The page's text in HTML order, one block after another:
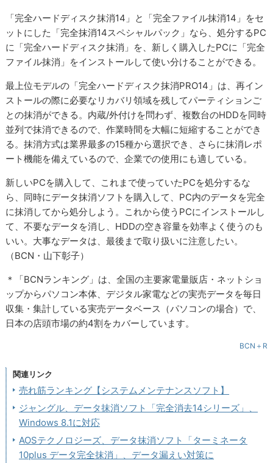
「完全ハードディスク抹消14」と「完全ファイル抹消14」をセ
ットにした「完全抹消14スペシャルパック」なら、処分するPC
に「完全ハードディスク抹消」を、新しく購入したPCに「完全
ファイル抹消」をインストールして使い分けることができる。
最上位モデルの「完全ハードディスク抹消PRO14」は、再イン
ストールの際に必要なリカバリ領域を残してパーティションご
との抹消ができる。内蔵/外付けを問わず、複数台のHDDを同時
並列で抹消できるので、作業時間を大幅に短縮することができ
る。抹消方式は業界最多の15種から選択でき、さらに抹消レポ
ート機能を備えているので、企業での使用にも適している。
新しいPCを購入して、これまで使っていたPCを処分するな
ら、同時にデータ抹消ソフトを購入して、PC内のデータを完全
に抹消してから処分しよう。これから使うPCにインストールし
て、不要なデータを消し、HDDの空き容量を効率よく使うのも
いい。大事なデータは、最後まで取り扱いに注意したい。
（BCN・山下彰子）
＊「BCNランキング」は、全国の主要家電量販店・ネットショ
ップからパソコン本体、デジタル家電などの実売データを毎日
収集・集計している実売データベース（パソコンの場合）で、
日本の店頭市場の約4割をカバーしています。
BCN＋R
関連リンク
売れ筋ランキング【システムメンテナンスソフト】
ジャングル、データ抹消ソフト「完全消去14シリーズ」、
Windows 8.1に対応
AOSテクノロジーズ、データ抹消ソフト「ターミネータ
10plus データ完全抹消」、データ漏えい対策に